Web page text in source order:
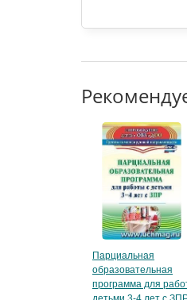
Парциальная
образовательная
программа для